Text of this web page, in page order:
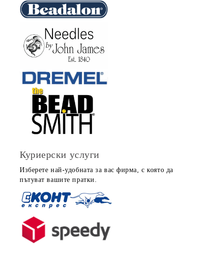
Куриерски услуги
Изберете най-удобната за вас фирма, с която да
пътуват вашите пратки.